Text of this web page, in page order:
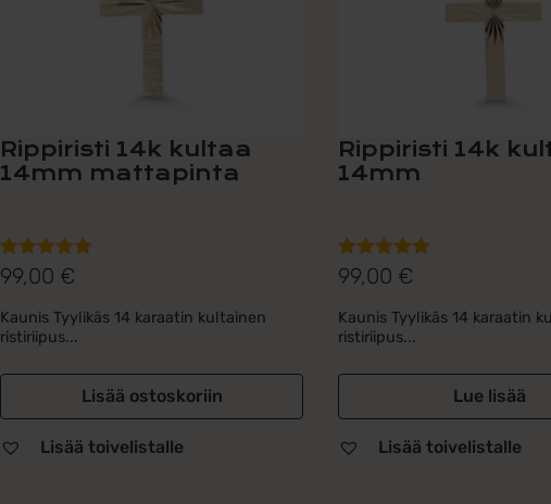
Rippiristi 14k kultaa
14mm mattapinta
Arvostelu
5.00 / 5
99,00 €
Kaunis Tyylikäs 14 karaatin kultainen
ristiriipus...
Lisää ostoskoriin
Lisää toivelistalle
Rippiristi 14k
14mm
Arvostelu
5.00 / 5
99,00 €
Kaunis Tyylikäs 14 karaatin
ristiriipus...
Lue lisää
Lisää toivelistalle